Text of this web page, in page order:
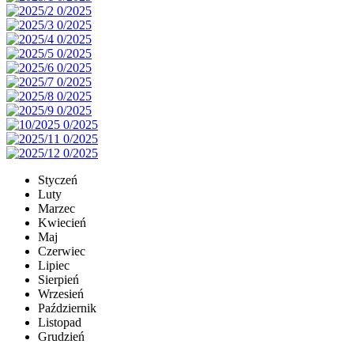
Styczeń
Luty
Marzec
Kwiecień
Maj
Czerwiec
Lipiec
Sierpień
Wrzesień
Październik
Listopad
Grudzień